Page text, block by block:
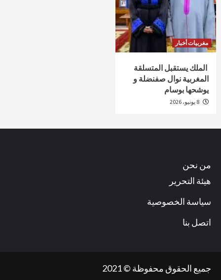
مغربيات أخبار
الملك يستقبل المتسلقة
المغربية نوال صفنضلة و
يوشحها بوسام
من نحن
هيئة التحرير
سياسة الخصوصية
اتصل بنا
جميع الحقوق محفوظة © 2021